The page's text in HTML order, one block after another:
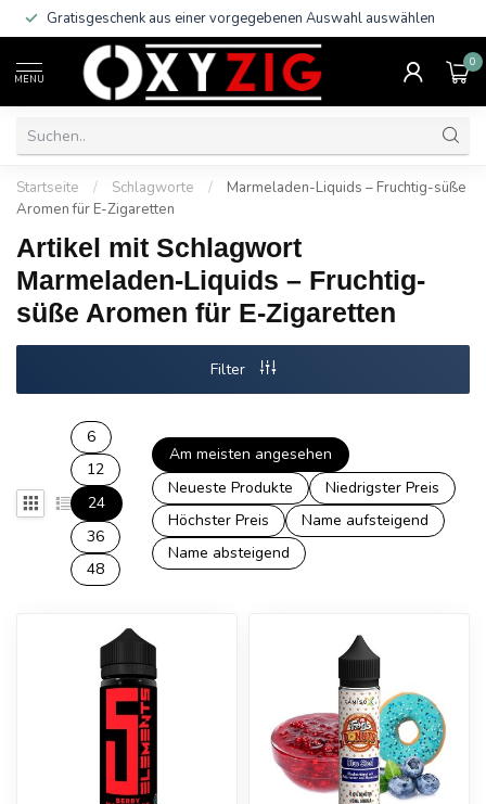
Gratisgeschenk aus einer vorgegebenen Auswahl auswählen
MENU
0
Startseite / Schlagworte /
Marmeladen-Liquids – Fruchtig-süße
Aromen für E-Zigaretten
Artikel mit Schlagwort
Marmeladen-Liquids – Fruchtig-
süße Aromen für E-Zigaretten
Filter
6
12
24
36
48
Am meisten angesehen
Neueste Produkte
Niedrigster Preis
Höchster Preis
Name aufsteigend
Name absteigend